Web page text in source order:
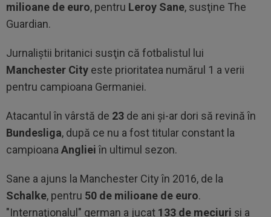
milioane de euro, pentru Leroy Sane, susţine The
Guardian.
Jurnaliştii britanici susţin că fotbalistul lui
Manchester City este prioritatea numărul 1 a verii
pentru campioana Germaniei.
Atacantul în vârstă de 23 de ani şi-ar dori să revină în
Bundesliga, după ce nu a fost titular constant la
campioana Anglieiîn ultimul sezon.
Sane a ajuns la Manchester City în 2016, de la
Schalke, pentru 50 de milioane de euro.
"Internaţionalul" german a jucat 133 de meciuri şi a